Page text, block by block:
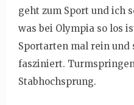
geht zum Sport und ich
was bei Olympia so los
Sportarten mal rein und
fasziniert.
Stabhochsprung.